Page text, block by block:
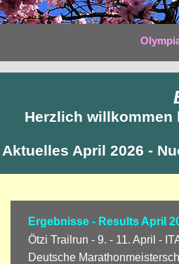
Herzlich willkommen
Aktuelles April 2026 -
Ergebnisse - Results April
Ötzi Trailrun - 9. - 11. April -
Deutsche